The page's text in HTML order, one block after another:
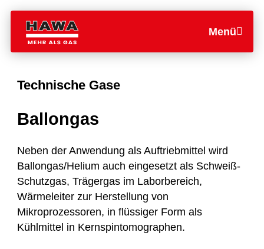
Menü
Technische Gase
Ballongas
Neben der Anwendung als Auftriebmittel wird
Ballongas/Helium auch eingesetzt als Schweiß-
Schutzgas, Trägergas im Laborbereich,
Wärmeleiter zur Herstellung von
Mikroprozessoren, in flüssiger Form als
Kühlmittel in Kernspintomographen.